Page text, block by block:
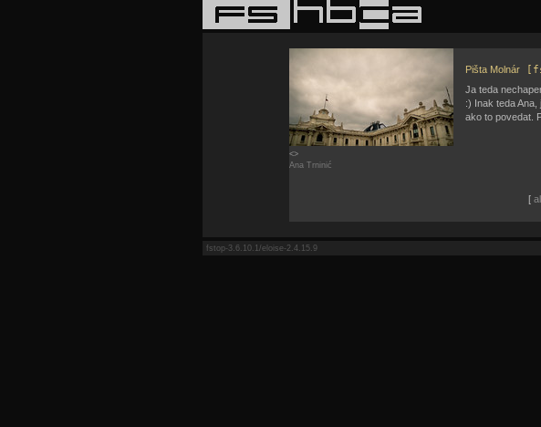
<>
Ana Trninić
Pišta Molnár
Ja teda
:) Inak teda
ako to povedat.
[
fstop-3.6.10.1/eloise-2.4.15.9